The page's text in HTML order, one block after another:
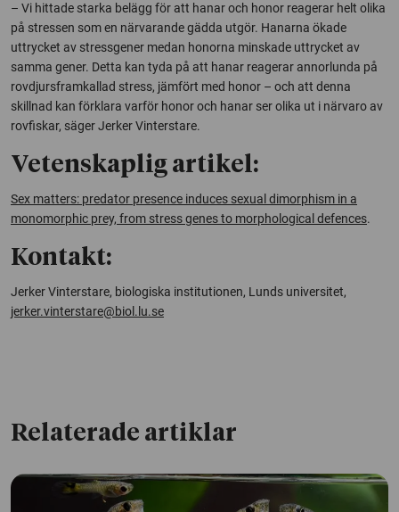
– Vi hittade starka belägg för att hanar och honor reagerar helt olika
på stressen som en närvarande gädda utgör. Hanarna ökade
uttrycket av stressgener medan honorna minskade uttrycket av
samma gener. Detta kan tyda på att hanar reagerar annorlunda på
rovdjursframkallad stress, jämfört med honor – och att denna
skillnad kan förklara varför honor och hanar ser olika ut i närvaro av
rovfiskar, säger Jerker Vinterstare.
Vetenskaplig artikel:
Sex matters: predator presence induces sexual dimorphism in a
monomorphic prey, from stress genes to morphological defences.
Kontakt:
Jerker Vinterstare, biologiska institutionen, Lunds universitet,
jerker.vinterstare@biol.lu.se
Relaterade artiklar